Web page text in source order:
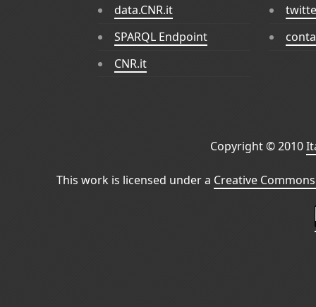
data.CNR.it
SPARQL Endpoint
CNR.it
Copyright © 2010
This work is licensed under a Creative